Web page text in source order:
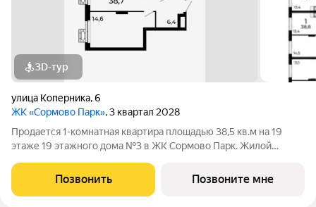
3D-тур
улица Коперника,6
ЖК «Сормово Парк», 3 квартал 2028
Продается 1-комнатная квартира площадью 38,5 кв.м на 19
этаже 19 этажного дома №3 в ЖК Сормово Парк. Жилой
центральной локации Сормовского района Нижнего
Новгорода. В окружении комплекса Сормовский
Позвонить Позвоните мне